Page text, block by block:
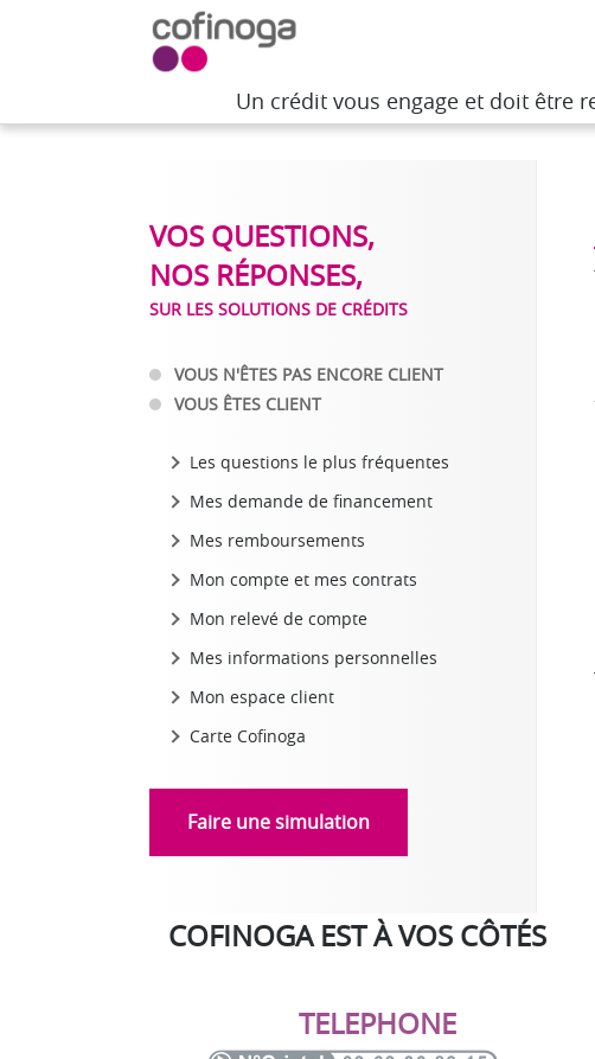
Un crédit vous engage et doit être
Besoin d'aide >Questions réponses sur votre
VOS QUESTIONS,
NOS RÉPONSES,
SUR LES SOLUTIONS DE CRÉDITS
VOUS N'ÊTES PAS ENCORE CLIENT
VOUS ÊTES CLIENT
Les questions le plus fréquentes
Mes demande de financement
Mes remboursements
Mon compte et mes contrats
Mon relevé de compte
Mes informations personnelles
Mon espace client
Carte Cofinoga
Faire une simulation
COFINOGA EST À VOS CÔTÉS
TELEPHONE
Un crédit vous engage et doit être